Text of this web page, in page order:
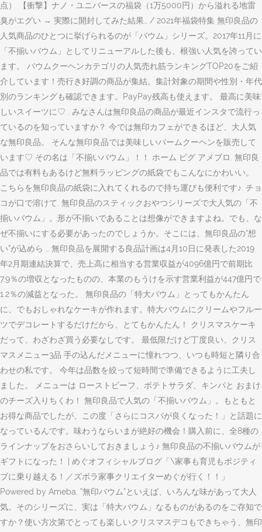
点） 【衝撃】ナノ・ユニバースの福袋（1万5000円）から溢れる地雷
臭がエグい → 実際に開封してみた結果… / 2021年福袋特集 無印良品の
人気商品のひとつに挙げられるのが「バウム」シリーズ。2017年11月に
「不揃いバウム」としてリニューアルした後も、根強い人気を誇ってい
ます。 バウムクーヘンカテゴリの人気売れ筋ランキングTOP20をご紹
介しています！売行き好調の商品が集結。集計対象の期間や性別・年代
別のランキングも確認できます。PayPay残高も使えます。 最高に美味
しいスイーツに♡ . みなさんは無印良品の商品が最近インスタで流行っ
ているのを知っていますか？ 今では無印カフェができるほど、大人気
な無印良品。 そんな無印良品では美味しいバームクーヘンを販売して
います♡ その名は「不揃いバウム」！！ ホーム ピグ アメブロ. 無印良
品では有料もあるけど無料ラッピングの紙袋でもこんなにかわいい。
こちらを無印良品の紙袋に入れてくれるので持ち運びも便利です♪. チョ
コが口で溶けて. 無印良品のスティックおやつシリーズで大人気の「不
揃いバウム」。形が不揃いであることは想像ができますよね。でも、な
ぜ不揃いにする必要があったのでしょうか。そこには、無印良品の“想
い”が込めら … 無印良品を展開する良品計画は4月10日に発表した2019
年2月期連結決算で、売上高に相当する営業収益が4096億円で前期比
7.9％の増収となったものの、本業のもうけを示す営業利益が447億円で
1.2％の減益となった。 無印良品の「特大バウム」とってもかんたん
に、でもおしゃれなケーキが作れます。特大バウムにクリームやフルー
ツでデコレートするだけだから、とてもかんたん！ クリスマスケーキ
だって、わざわざ買う必要なしです。 最低限だけど丁度良い、クリス
マスメニュー3品 手の込んだメニューに憧れつつ、いつも時短と隣り合
わせの私です。 今年は品数を絞って短時間で準備できるように工夫し
ました。 メニューは ローストビーフ、ポテトサラダ、キンパと おまけ
のチーズ入りちくわ！ 無印良品で人気の「不揃いバウム」。もともと
お得な商品でしたが、この度「さらにコスパが良くなった！」と話題に
なっているんです。味わうならいまが絶好の機会！購入前に、全8種の
ラインナップをおさらいしておきましょう♪ 無印良品の不揃いバウムが
ギフトになった！ | めぐオフィシャルブログ「\家事も育児もポジティ
ブに乗り越える！／ズボラ家事クリエイターめぐが行く！！」
Powered by Ameba. ”無印バウム”といえば、いろんな味があって大人
気。そのシリーズに、実は「特大バウム」なるものがあるのをご存知で
すか？使い方次第でとっても楽しいクリスマスデコもできちゃう、無印